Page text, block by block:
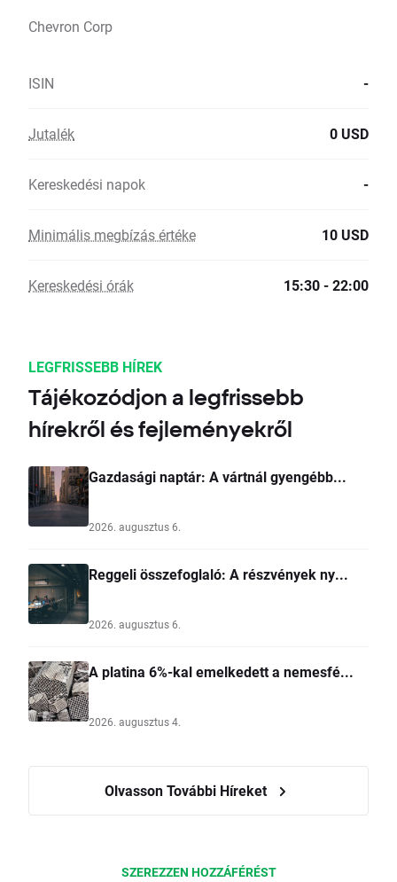
Chevron Corp
ISIN -
Jutalék 0 USD
Kereskedési napok -
Minimális megbízás értéke 10 USD
Kereskedési órák 15:30 - 22:00
LEGFRISSEBB HÍREK
Tájékozódjon a legfrissebb
hírekről és fejleményekről
Gazdasági naptár: A vártnál gyengébb...
2026. augusztus 6.
Reggeli összefoglaló: A részvények ny...
2026. augusztus 6.
A platina 6%-kal emelkedett a nemesfé...
2026. augusztus 4.
Olvasson További Híreket
SZEREZZEN HOZZÁFÉRÉST